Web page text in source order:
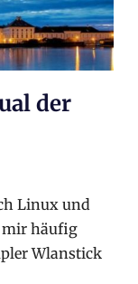
der
Linux und
mir häufig
Wlanstick